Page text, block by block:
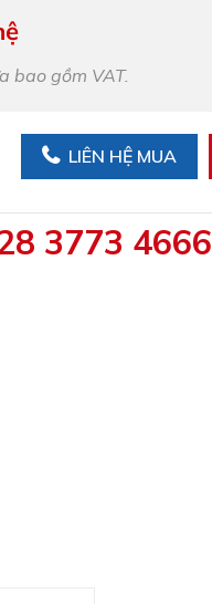
bao gồm VAT.
LIÊN HỆ MUA
3773 4666